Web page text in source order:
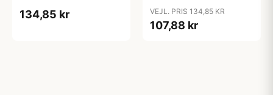
134,85 kr VEJL. PRIS 134,85 KR
107,88 kr